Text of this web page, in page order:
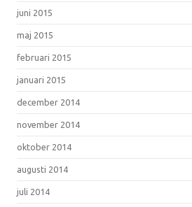
juni 2015
maj 2015
februari 2015
januari 2015
december 2014
november 2014
oktober 2014
augusti 2014
juli 2014